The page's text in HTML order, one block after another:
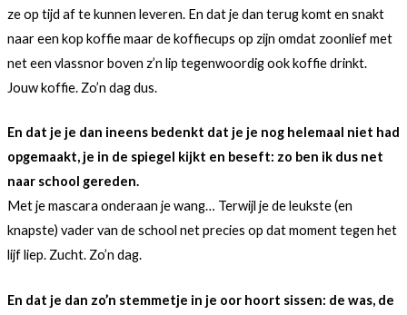
ze op tijd af te kunnen leveren. En dat je dan terug komt en snakt
naar een kop koffie maar de koffiecups op zijn omdat zoonlief met
net een vlassnor boven z’n lip tegenwoordig ook koffie drinkt.
Jouw koffie. Zo’n dag dus.
En dat je je dan ineens bedenkt dat je je nog helemaal niet had
opgemaakt, je in de spiegel kijkt en beseft: zo ben ik dus net
naar school gereden.
Met je mascara onderaan je wang… Terwijl je de leukste (en
knapste) vader van de school net precies op dat moment tegen het
lijf liep. Zucht. Zo’n dag.
En dat je dan zo’n stemmetje in je oor hoort sissen: de was, de